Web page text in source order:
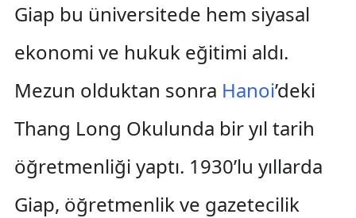
Giap bu üniversitede hem siyasal
ekonomi ve hukuk eğitimi aldı.
Mezun olduktan sonra Hanoi’deki
Thang Long Okulunda bir yıl tarih
öğretmenliği yaptı. 1930’lu yıllarda
Giap, öğretmenlik ve gazetecilik